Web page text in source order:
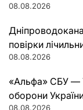
08.08.2026
повірки
08.08.2026
«Альфа» СБУ —
оборони
08.08.2026